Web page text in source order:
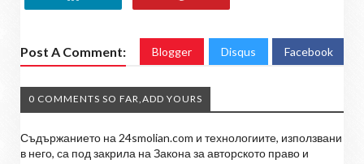
Post A Comment: Blogger Disqus Facebook
0 COMMENTS SO FAR,ADD YOURS
Съдържанието на 24smolian.com и технологиите, използвани
в него, са под закрила на Закона за авторското право и